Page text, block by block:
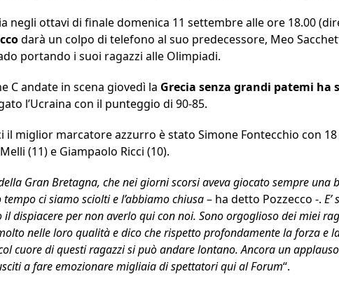
negli ottavi di finale domenica 11 settembre alle ore 18.00
darà un colpo di telefono al suo predecessore, Meo
portando i suoi ragazzi alle Olimpiadi.
C andate in scena giovedì la Grecia senza grandi patemi ha
l’Ucraina con il punteggio di 90-85.
il miglior marcatore azzurro è stato Simone Fontecchio con
(11) e Giampaolo Ricci (10).
Gran Bretagna, che nei giorni scorsi aveva giocato sempre
ci siamo sciolti e l’abbiamo chiusa– ha detto Pozzecco -.
dispiacere per non averlo qui con noi. Sono orgoglioso dei miei
nelle loro qualità e dico che rispetto profondamente la forza e
cuore di questi ragazzi si può andare lontano. Ancora un
a fare emozionare migliaia di spettatori qui al Forum“.